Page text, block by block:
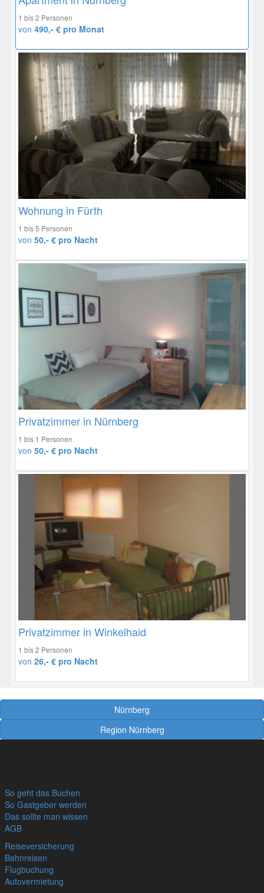
1 bis 2 Personen
von 490,- € pro Monat
Wohnung in Fürth
1 bis 5 Personen
von 50,- € pro Nacht
Privatzimmer in Nürnberg
1 bis 1 Personen
von 50,- € pro Nacht
Privatzimmer in Winkelhaid
1 bis 2 Personen
von 26,- € pro Nacht
Nürnberg
Region Nürnberg
So geht das Buchen
So Gastgeber werden
Das sollte man wissen
AGB
Reiseversicherung
Bahnreisen
Flugbuchung
Autovermietung